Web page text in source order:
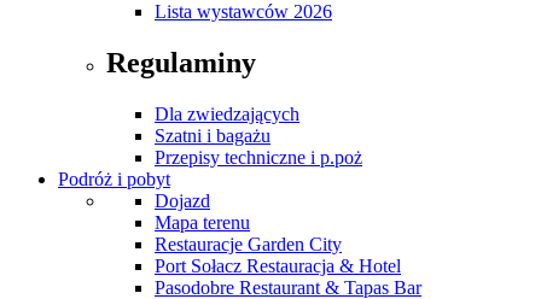
Lista wystawców 2026
Regulaminy
Dla zwiedzających
Szatni i bagażu
Przepisy techniczne i p.poż
Podróż i pobyt
Dojazd
Mapa terenu
Restauracje Garden City
Port Sołacz Restauracja & Hotel
Pasodobre Restaurant & Tapas Bar